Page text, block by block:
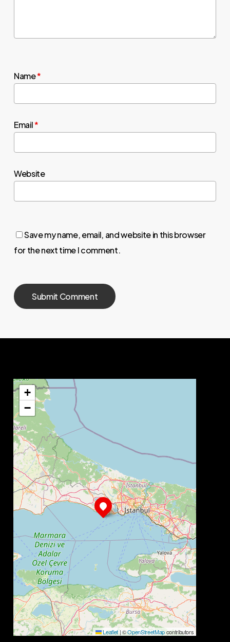
Name*
Email*
Website
Save my name, email, and website in this browser
for the next time I comment.
+
−
Leaflet |©OpenStreetMapcontributors